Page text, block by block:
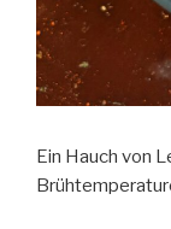
Ein Hauch von